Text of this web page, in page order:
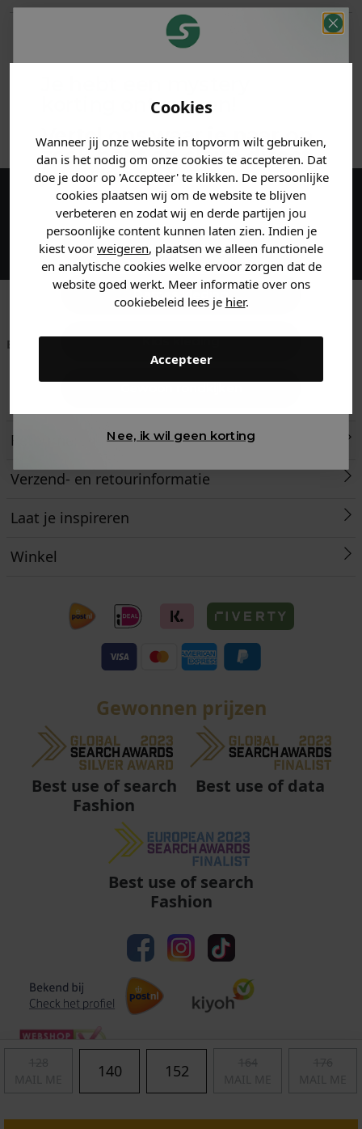
Cookies
Wanneer jij onze website in topvorm wilt gebruiken,
dan is het nodig om onze cookies te accepteren. Dat
doe je door op 'Accepteer' te klikken. De persoonlijke
cookies plaatsen wij om de website te blijven
verbeteren en zodat wij en derde partijen jou
persoonlijke content kunnen laten zien. Indien je
kiest voor weigeren, plaatsen we alleen functionele
en analytische cookies welke ervoor zorgen dat de
website goed werkt. Meer informatie over ons
cookiebeleid lees je hier.
Accepteer
140 152
PRODUCTINFORMATIE
Maak een account aan en ontvang 5%
korting op je eerste bestelling!
Betaal achteraf met
is morgen in huis!*
Retourneren
Verzend- en retourinformatie
Laat je inspireren
Winkel
Gewonnen prijzen
Best use of search
Fashion
Best use of data
Best use of search
Fashion
Algemene voorwaarden |
korting ontvangen!
Vertel ons waar je naar op
zoek bent en claim direct
jouwkorting.
Heren kleding
Dames kleding
Kids kleding
Nee, ik wil geen korting